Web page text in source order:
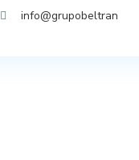
info@grupobeltran